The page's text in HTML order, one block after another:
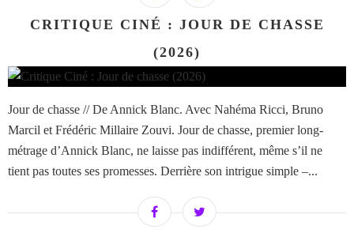
CRITIQUE CINÉ : JOUR DE CHASSE
(2026)
Jour de chasse // De Annick Blanc. Avec Nahéma Ricci, Bruno
Marcil et Frédéric Millaire Zouvi. Jour de chasse, premier long-
métrage d’Annick Blanc, ne laisse pas indifférent, même s’il ne
tient pas toutes ses promesses. Derrière son intrigue simple –...